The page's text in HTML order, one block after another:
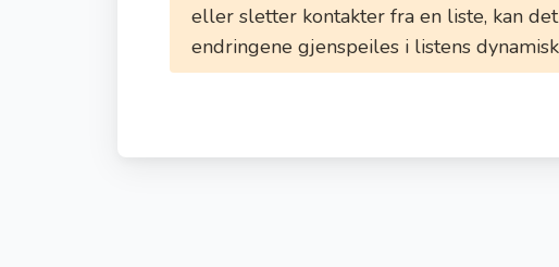
eller sletter kontakter fra en liste, kan
endringene gjenspeiles i listens